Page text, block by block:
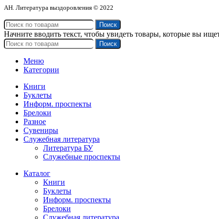
АН. Литература выздоровления © 2022
Поиск
Начните вводить текст, чтобы увидеть товары, которые вы
Поиск
Меню
Категории
Книги
Буклеты
Информ. проспекты
Брелоки
Разное
Сувениры
Служебная литература
Литература БУ
Служебные проспекты
Каталог
Книги
Буклеты
Информ. проспекты
Брелоки
Служебная литература